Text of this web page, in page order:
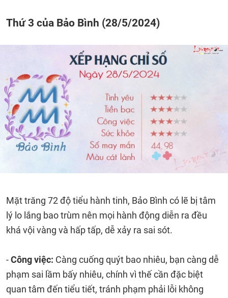
Thứ 3 của Bảo Bình (28/5/2024)
Mặt trăng 72 độ tiểu hành tinh, Bảo Bình có lẽ bị tâm
lý lo lắng bao trùm nên mọi hành động diễn ra đều
khá vội vàng và hấp tấp, dễ xảy ra sai sót.
-Công việc: Càng cuống quýt bao nhiêu, bạn càng dễ
phạm sai lầm bấy nhiêu, chính vì thế cần đặc biệt
quan tâm đến tiểu tiết, tránh phạm phải lỗi không